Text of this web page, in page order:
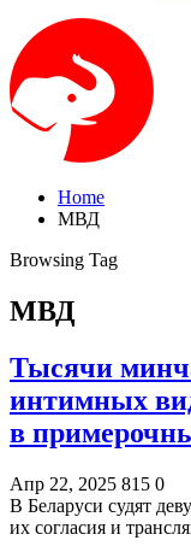
Home
МВД
Browsing Tag
МВД
Тысячи
интимных
в
Апр 22, 2025 815 0
В Беларуси судят
их согласия и